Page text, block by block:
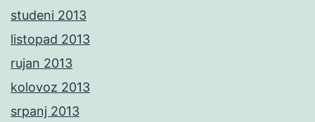
studeni 2013
listopad 2013
rujan 2013
kolovoz 2013
srpanj 2013